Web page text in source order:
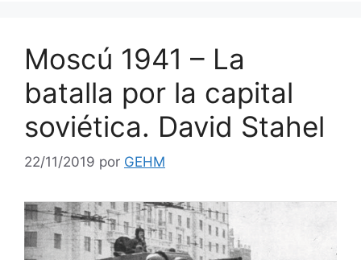
Moscú 1941 – La
batalla por la capital
soviética. David Stahel
22/11/2019 por GEHM